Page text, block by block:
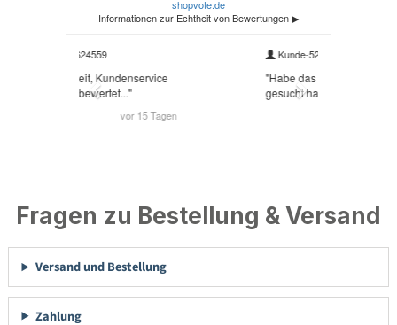
Fragen zu Bestellung & Versand
Versand und Bestellung
Zahlung